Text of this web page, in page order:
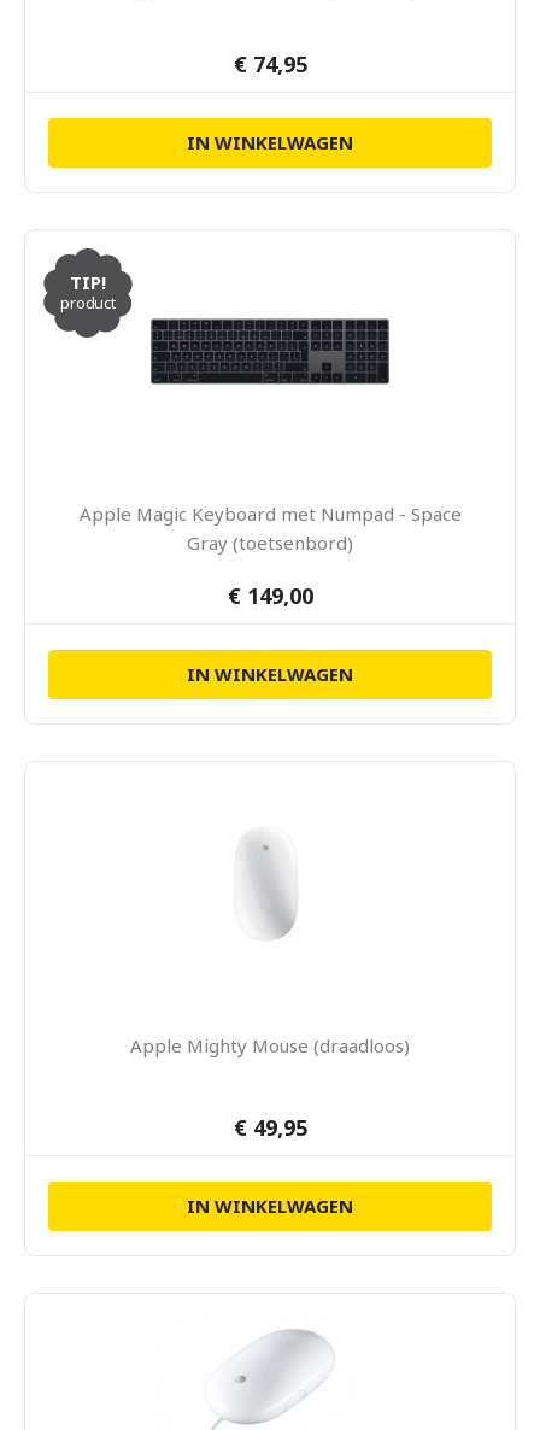
€ 74,95
IN WINKELWAGEN
TIP!
product
Apple Magic Keyboard met Numpad - Space
Gray (toetsenbord)
€ 149,00
IN WINKELWAGEN
Apple Mighty Mouse (draadloos)
€ 49,95
IN WINKELWAGEN